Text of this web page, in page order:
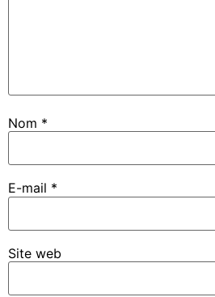
Nom *
E-mail *
Site web